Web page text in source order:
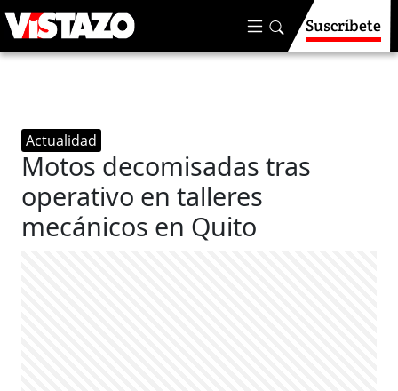
Suscríbete
Actualidad
Motos decomisadas tras
operativo en talleres
mecánicos en Quito